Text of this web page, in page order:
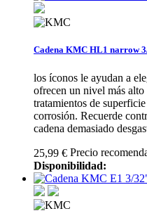
Cadena KMC HL1 narrow
los íconos le ayudan a
ofrecen un nivel más alto
tratamientos de
corrosión. Recuerde
cadena demasiado
25,99 € Precio
Disponibilidad: